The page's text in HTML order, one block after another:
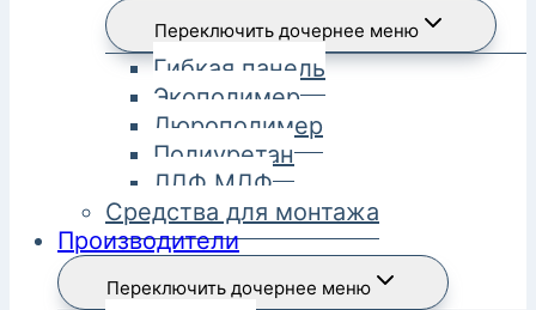
Переключить дочернее меню
Гибкая панель
Экополимер
Дюрополимер
Полиуретан
ЛДФ МДФ
Средства для монтажа
Производители
Переключить дочернее меню